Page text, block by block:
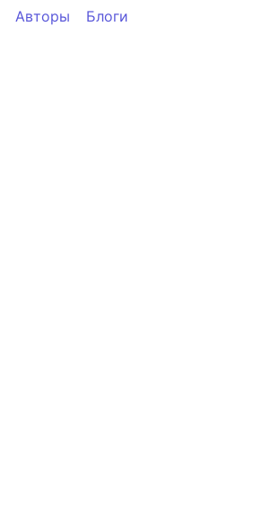
Авторы Блоги